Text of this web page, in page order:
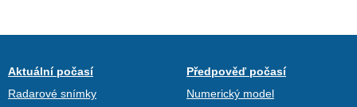
Aktuální počasí
Radarové snímky
Předpověď počasí
Numerický model